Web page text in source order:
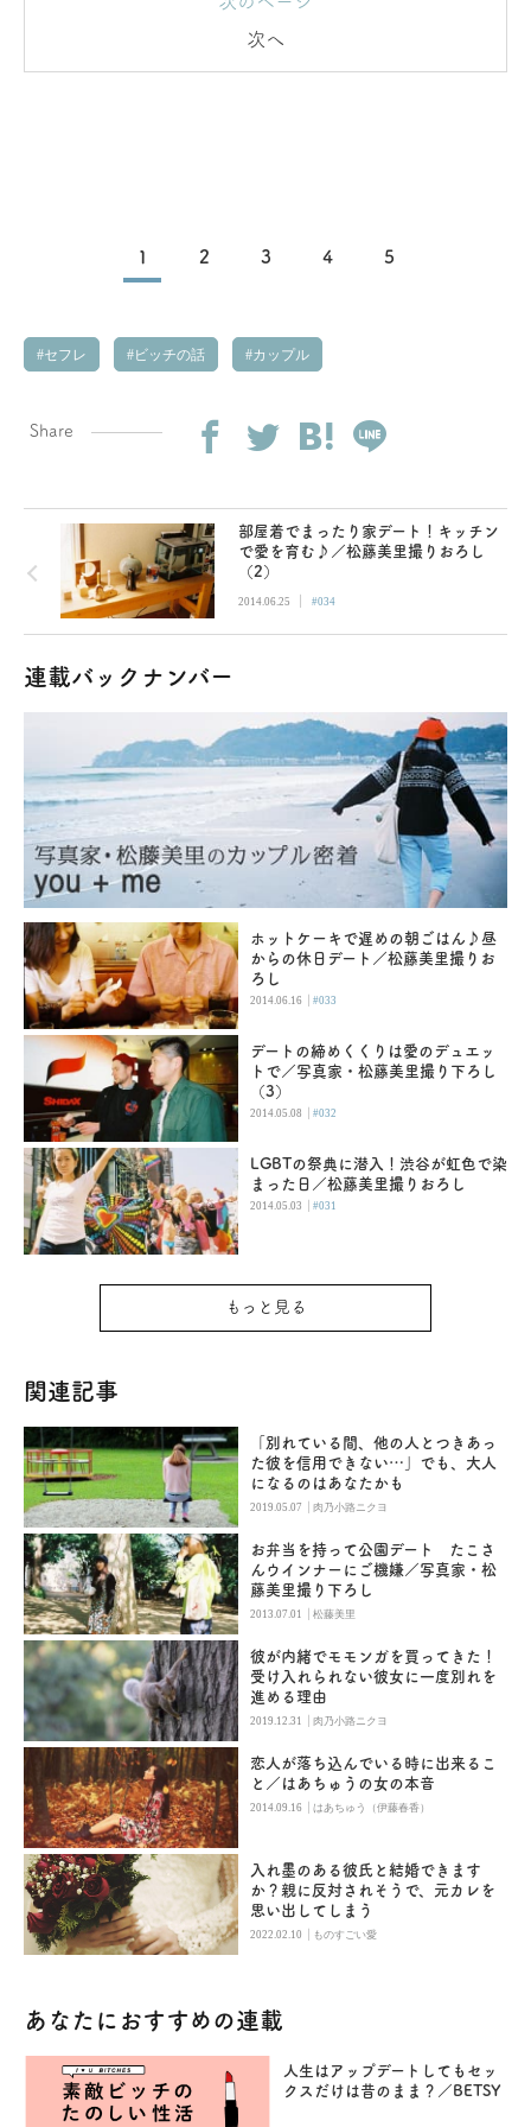
次へ
1 2 3 4 5
セフレ ビッチの話 カップル
Share
部屋着でまったり家デート！キッチン
で愛を育む♪／松藤美里撮りおろし
（2）
2014.06.25 | #034
連載バックナンバー
ホットケーキで遅めの朝ごはん♪昼
からの休日デート／松藤美里撮りお
ろし
2014.06.16 |#033
デートの締めくくりは愛のデュエッ
トで／写真家・松藤美里撮り下ろし
（3）
2014.05.08 |#032
LGBTの祭典に潜入！渋谷が虹色で染
まった日／松藤美里撮りおろし
2014.05.03 |#031
もっと見る
関連記事
「別れている間、他の人とつきあっ
た彼を信用できない…」でも、大人
になるのはあなたかも
2019.05.07 |肉乃小路ニクヨ
お弁当を持って公園デート たこさ
んウインナーにご機嫌／写真家・松
藤美里撮り下ろし
2013.07.01 |松藤美里
彼が内緒でモモンガを買ってきた！
受け入れられない彼女に一度別れを
進める理由
2019.12.31 |肉乃小路ニクヨ
恋人が落ち込んでいる時に出来るこ
と／はあちゅうの女の本音
2014.09.16 |はあちゅう（伊藤春香）
入れ墨のある彼氏と結婚できます
か？親に反対されそうで、元カレを
思い出してしまう
2022.02.10 | ものすごい愛
あなたにおすすめの連載
人生はアップデートしてもセッ
クスだけは昔のまま？／BETSY